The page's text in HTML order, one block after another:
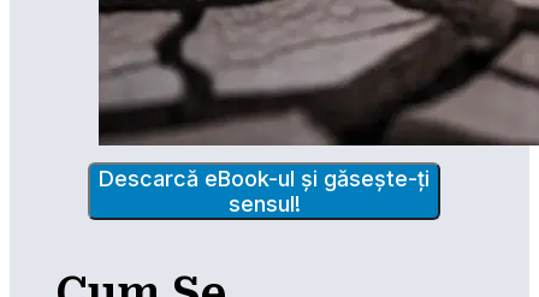
Descarcă eBook-ul și găsește-ți
sensul!